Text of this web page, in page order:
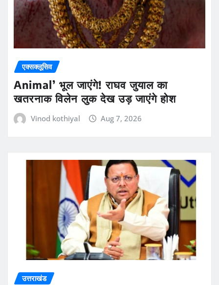
एक्सक्लूसिव
Animal’ भूल जाएंगे! राघव जुयाल का
खतरनाक विलेन लुक देख उड़ जाएंगे होश
Vinod kothiyal Aug 7, 2026
उत्तराखंड